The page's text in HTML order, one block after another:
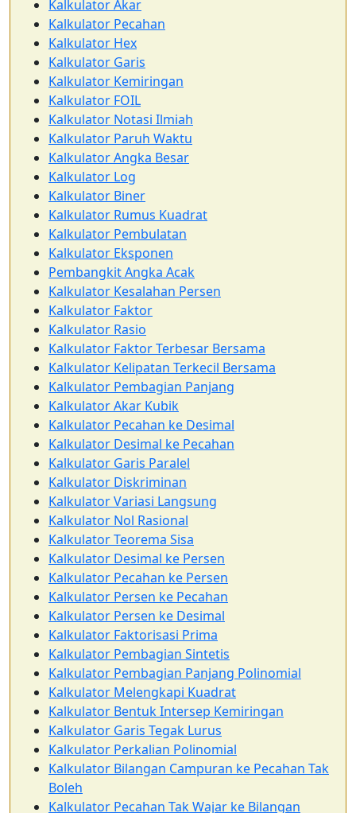
Kalkulator Akar
Kalkulator Pecahan
Kalkulator Hex
Kalkulator Garis
Kalkulator Kemiringan
Kalkulator FOIL
Kalkulator Notasi Ilmiah
Kalkulator Paruh Waktu
Kalkulator Angka Besar
Kalkulator Log
Kalkulator Biner
Kalkulator Rumus Kuadrat
Kalkulator Pembulatan
Kalkulator Eksponen
Pembangkit Angka Acak
Kalkulator Kesalahan Persen
Kalkulator Faktor
Kalkulator Rasio
Kalkulator Faktor Terbesar Bersama
Kalkulator Kelipatan Terkecil Bersama
Kalkulator Pembagian Panjang
Kalkulator Akar Kubik
Kalkulator Pecahan ke Desimal
Kalkulator Desimal ke Pecahan
Kalkulator Garis Paralel
Kalkulator Diskriminan
Kalkulator Variasi Langsung
Kalkulator Nol Rasional
Kalkulator Teorema Sisa
Kalkulator Desimal ke Persen
Kalkulator Pecahan ke Persen
Kalkulator Persen ke Pecahan
Kalkulator Persen ke Desimal
Kalkulator Faktorisasi Prima
Kalkulator Pembagian Sintetis
Kalkulator Pembagian Panjang Polinomial
Kalkulator Melengkapi Kuadrat
Kalkulator Bentuk Intersep Kemiringan
Kalkulator Garis Tegak Lurus
Kalkulator Perkalian Polinomial
Kalkulator Bilangan Campuran ke Pecahan Tak
Boleh
Kalkulator Pecahan Tak Wajar ke Bilangan